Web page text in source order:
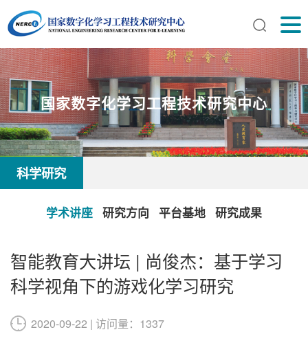
国家数字化学习工程技术研究中心
科学研究
学术讲座 研究方向 平台基地 研究成果
​智能教育大讲坛 | 尚俊杰：基于学习
科学视角下的游戏化学习研究
2020-09-22 | 访问量：1337